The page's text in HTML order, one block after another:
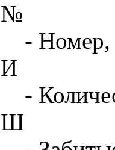
№
- Номер,
И
-
Ш